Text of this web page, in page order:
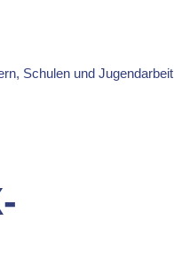
Schulen und Jugendarbeit